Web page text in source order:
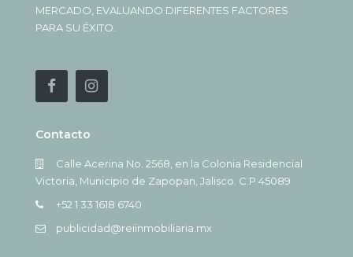
MERCADO, EVALUANDO DIFERENTES FACTORES
PARA SU ÉXITO.
Contacto
Calle Acerina No. 2568, en la Colonia Residencial
Victoria, Municipio de Zapopan, Jalisco. C.P 45089
+52 1 33 1618 6740
publicidad@reiinmobiliaria.mx